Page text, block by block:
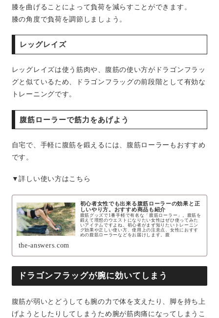
膝を曲げることによって負荷を減らすことができます。
膝の角度で負荷を調節しましょう。
レッグレイズ
レッグレイズは使う筋肉や、腹筋の使い方がドラゴンフラッ
グと似ているため、ドラゴンフラッグの前段階として有効な
トレーニングです。
腹筋ローラーで筋力をあげよう
自宅で、手軽に腹筋を鍛えるには、腹筋ローラーもおすすめ
です。
▼詳しい使い方はこちら
初心者女性でも出来る腹筋ローラーの効果と正
しいやり方。おすすめ商品も紹介
腹筋グッズで1番手軽で有名な「腹筋ローラー」。腹筋を
鍛えて理想のウエストになりたい女性はぜひ使ってみた
いアイテムですよね。初心者がまず知りたいトレーニン
グ効果や正しい使い方、使用上の注意点、女性におすす
めの腹筋ローラーなどをお届けします。腹
the-answers.com
ドラゴンフラッグが腕に効いてしまう
腹筋が弱いとどうしても腕の力で体を支えたり、脚を持ち上
げようとしたりしてしまうため腕が筋肉痛になってしまうこ